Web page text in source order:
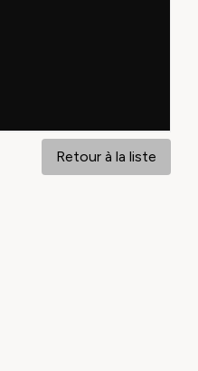
Retour à la liste